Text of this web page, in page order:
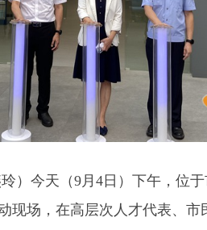
玲）今天（9月4日）下午，位
现场，在高层次人才代表、市
【视频